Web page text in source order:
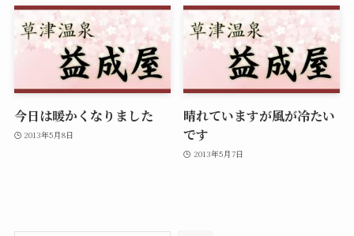
今日は暖かくなりました
2013年5月8日
晴れていますが風が冷たい
です
2013年5月7日